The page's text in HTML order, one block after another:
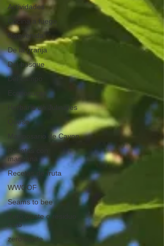
Actividades
Cocina a fuego
Bienvenida
De la granja
Del bosque
Del campo
Ecocosucas
Herbario de Julinares
Queso
Mariposario de Cayon
Recetas con
manzana
Recetas de fruta
WWOOF
Seams to bee
Zero waste o residuo
zero
zero waste